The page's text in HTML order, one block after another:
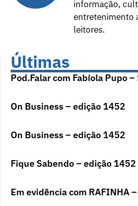
informação,
entretenimento
leitores.
Últimas
Pod.Falar com Fabíola Pupo
On Business – edição 1452
On Business – edição 1452
Fique Sabendo – edição 1452
Em evidência com RAFINHA